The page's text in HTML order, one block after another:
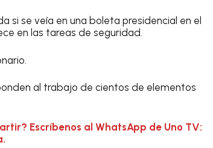
si se veía en una boleta presidencial en el
en las tareas de seguridad.
al trabajo de cientos de elementos
Escríbenos al WhatsApp de Uno TV: